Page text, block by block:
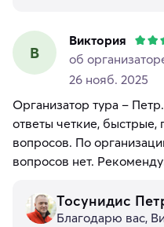
В
Виктория
об
26 нояб. 2025
Организатор тура –
ответы четкие, быстрые,
вопросов. По
вопросов нет.
Тосунидис
Благодарю вас,